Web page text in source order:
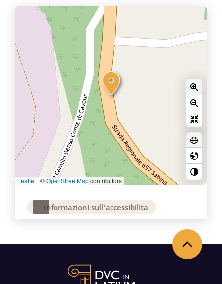
Leaflet | ©OpenStreetMapcontributors
Informazioni sull'accessibilita
Back to the top